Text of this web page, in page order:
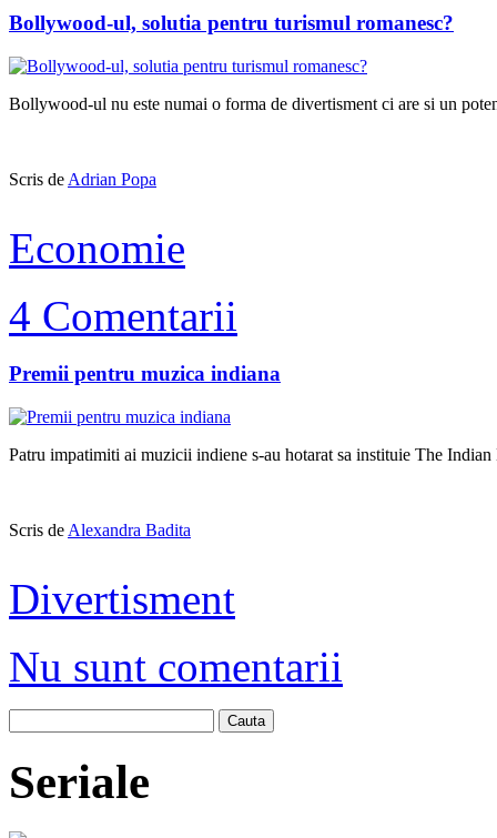
Bollywood-ul, solutia pentru turismul romanesc?
Bollywood-ul nu este numai o forma de divertisment ci are si un
Scris de Adrian Popa
Economie
4 Comentarii
Premii pentru muzica indiana
Patru impatimiti ai muzicii indiene s-au hotarat sa instituie The
Scris de Alexandra Badita
Divertisment
Nu sunt comentarii
Cauta
Seriale